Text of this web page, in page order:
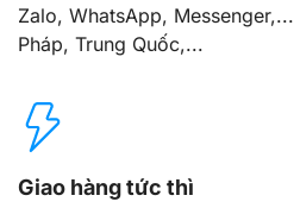
Zalo, WhatsApp,
Pháp, Trung Quốc,...
Giao hàng tức thì